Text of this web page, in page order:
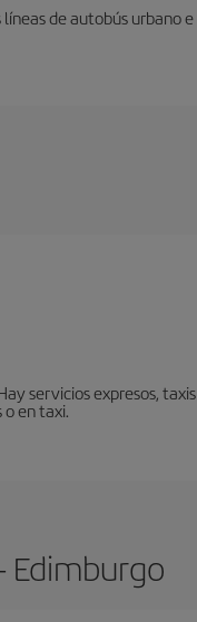
de autobús urbano e
servicios expresos, taxis
en taxi.
Edimburgo